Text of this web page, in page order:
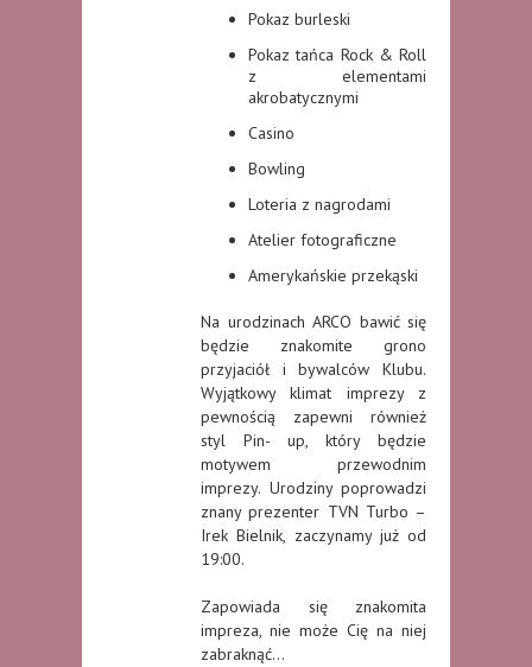
Pokaz burleski
Pokaz tańca Rock & Roll
z elementami
akrobatycznymi
Casino
Bowling
Loteria z nagrodami
Atelier fotograficzne
Amerykańskie przekąski
Na urodzinach ARCO bawić się
będzie znakomite grono
przyjaciół i bywalców Klubu.
Wyjątkowy klimat imprezy z
pewnością zapewni również
styl Pin- up, który będzie
motywem przewodnim
imprezy. Urodziny poprowadzi
znany prezenter TVN Turbo –
Irek Bielnik, zaczynamy już od
19:00.
Zapowiada się znakomita
impreza, nie może Cię na niej
zabraknąć…